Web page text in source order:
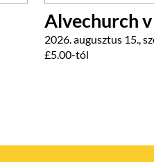
Alvechurch
2026. augusztus 15.,
£5.00-tól